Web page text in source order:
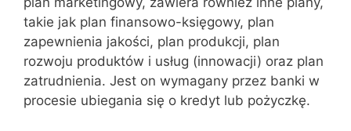
takie jak plan finansowo-księgowy, plan
zapewnienia jakości, plan produkcji, plan
rozwoju produktów i usług (innowacji) oraz plan
zatrudnienia. Jest on wymagany przez banki w
procesie ubiegania się o kredyt lub pożyczkę.